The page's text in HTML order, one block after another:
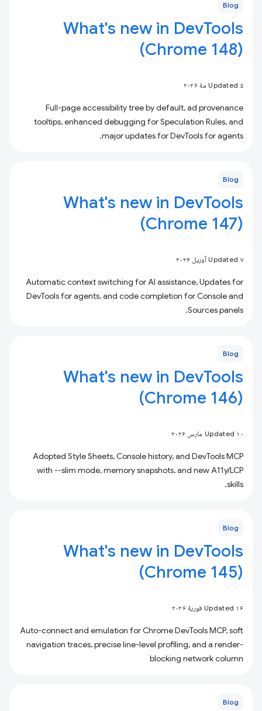
Blog
What's new in DevTools
(Chrome 148)
Updated ۵ مهٔ ۲۰۲۶
Full-page accessibility tree by default, ad provenance
tooltips, enhanced debugging for Speculation Rules, and
major updates for DevTools for agents.
Blog
What's new in DevTools
(Chrome 147)
Updated ۷ آوریل ۲۰۲۶
Automatic context switching for AI assistance, Updates for
DevTools for agents, and code completion for Console and
Sources panels.
Blog
What's new in DevTools
(Chrome 146)
Updated ۱۰ مارس ۲۰۲۶
Adopted Style Sheets, Console history, and DevTools MCP
with --slim mode, memory snapshots, and new A11y/LCP
skills.
Blog
What's new in DevTools
(Chrome 145)
Updated ۱۶ فوریهٔ ۲۰۲۶
Auto-connect and emulation for Chrome DevTools MCP, soft
navigation traces, precise line-level profiling, and a render-
blocking network column
Blog